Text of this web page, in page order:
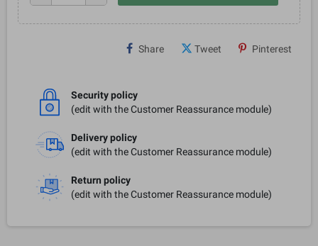
Share Tweet Pinterest
Security policy
(edit with the Customer Reassurance module)
Delivery policy
(edit with the Customer Reassurance module)
Return policy
(edit with the Customer Reassurance module)